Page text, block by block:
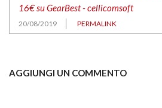
16€ su GearBest - cellicomsoft
20/08/2019 PERMALINK
AGGIUNGI UN COMMENTO